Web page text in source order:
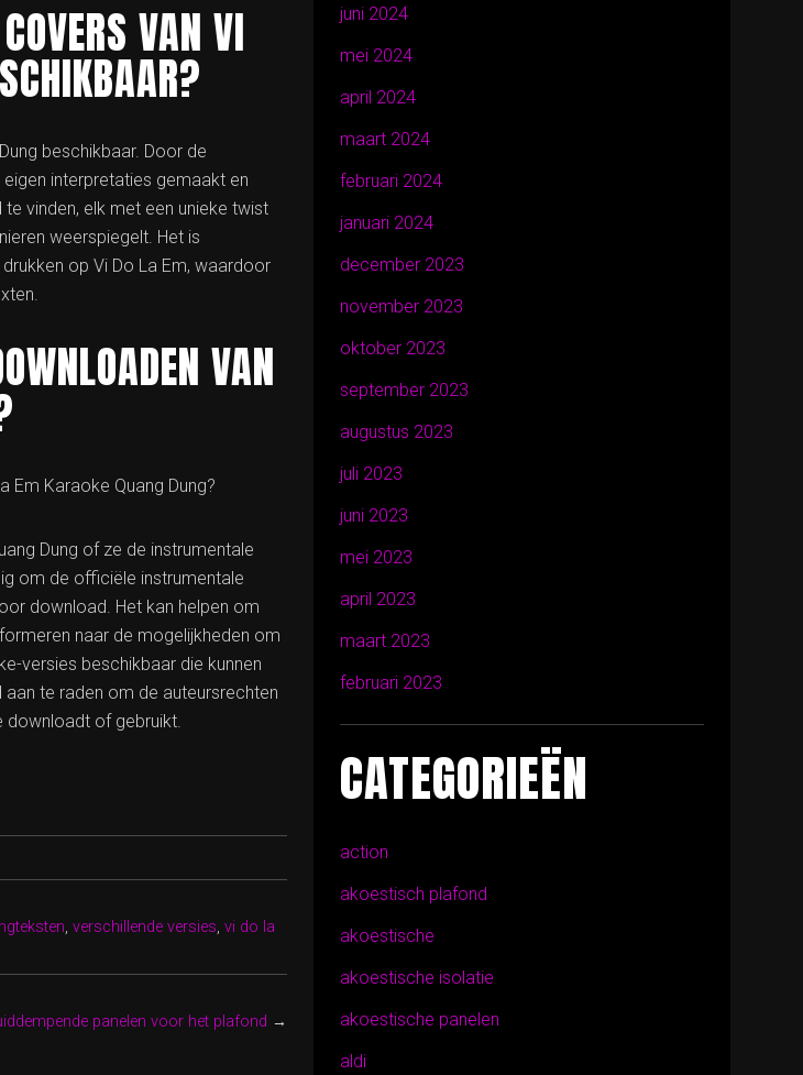
VAN VI
beschikbaar. Door de
interpretaties gemaakt en
vinden, elk met een unieke twist
weerspiegelt. Het is
op Vi Do La Em, waardoor
VAN
Em Karaoke Quang Dung?
Dung of ze de instrumentale
om de officiële instrumentale
download. Het kan helpen om
naar de mogelijkheden om
versies beschikbaar die kunnen
te raden om de auteursrechten
downloadt of gebruikt.
, verschillende versies, vi do la
panelen voor het plafond →
juni 2024
mei 2024
april 2024
maart 2024
februari 2024
januari 2024
december 2023
november 2023
oktober 2023
september 2023
augustus 2023
juli 2023
juni 2023
mei 2023
april 2023
maart 2023
februari 2023
CATEGORIEËN
action
akoestisch plafond
akoestische
akoestische isolatie
akoestische panelen
aldi